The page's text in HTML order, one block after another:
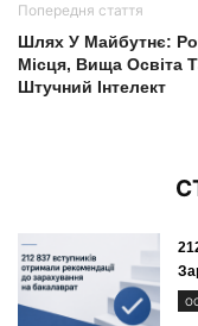
Попередня стаття
Шлях У Майбутнє:
Місця, Вища Освіта
Штучний Інтелект